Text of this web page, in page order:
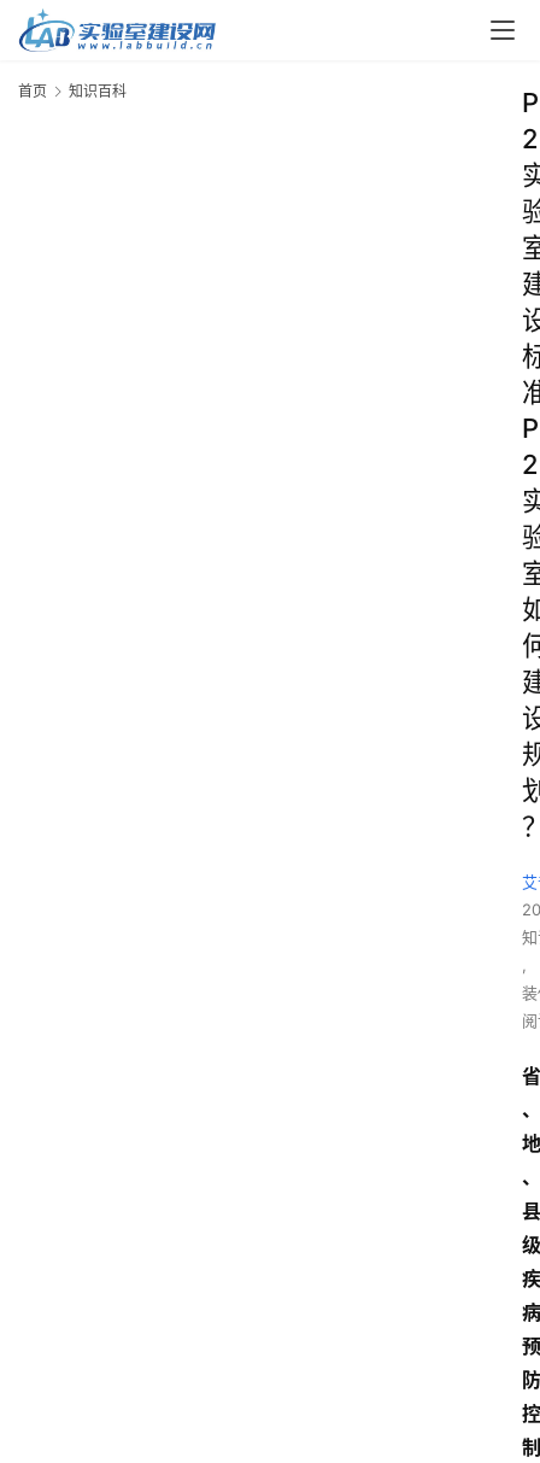
首页 知识百科
P
2
P
2
,
省
、
地
、
县
级
疾
病
预
防
控
制